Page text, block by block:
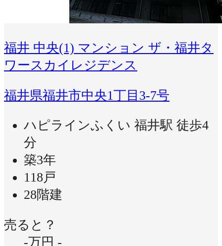
福井 中央(1) マンション ザ・福井タ
ワースカイレジデンス
福井県福井市中央1丁目3-7号
ハピラインふくい 福井駅 徒歩4
分
築3年
118戸
28階建
売ると？
-万円 -